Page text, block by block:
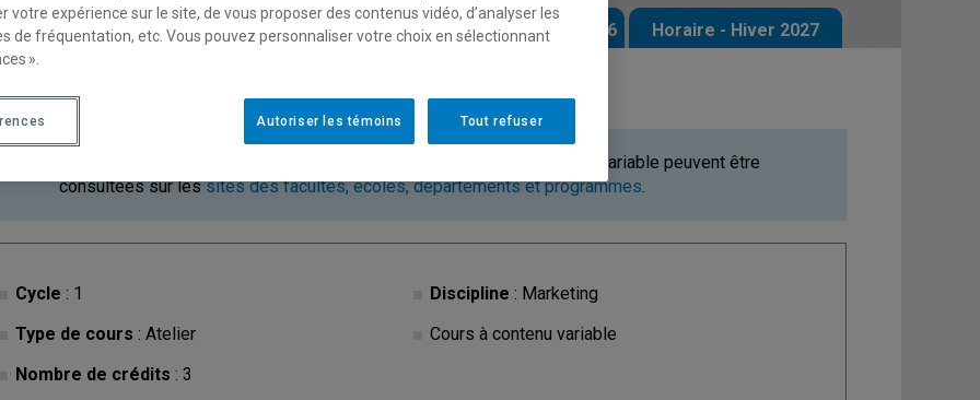
Description Horaire - Été 2026 Horaire - Automne 2026 Horaire - Hiver 2027
Ce cours est à contenu variable. Les descriptions des cours à contenu variable peuvent être
consultées sur lessites des facultés, écoles, départements et programmes.
Cycle : 1
Type de cours : Atelier
Nombre de crédits : 3
Discipline : Marketing
Cours à contenu variable
votre expérience sur le site, de vous proposer des contenus vidéo, d’analyser les
de fréquentation, etc. Vous pouvez personnaliser votre choix en sélectionnant
».
Tout refuser
Autoriser les témoins